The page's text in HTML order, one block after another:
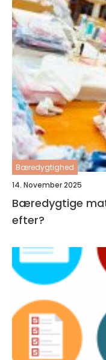
Bæredygtighed
14. November 2025
Bæredygtige
efter?